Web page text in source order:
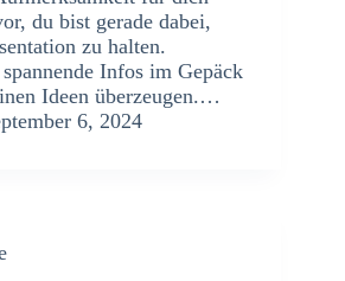
du bist gerade dabei,
zu halten.
Infos im Gepäck
Ideen überzeugen.…
6, 2024